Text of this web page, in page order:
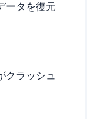
ータを復元
クラッシュ